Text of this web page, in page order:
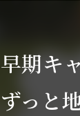
早期キ
ずっと